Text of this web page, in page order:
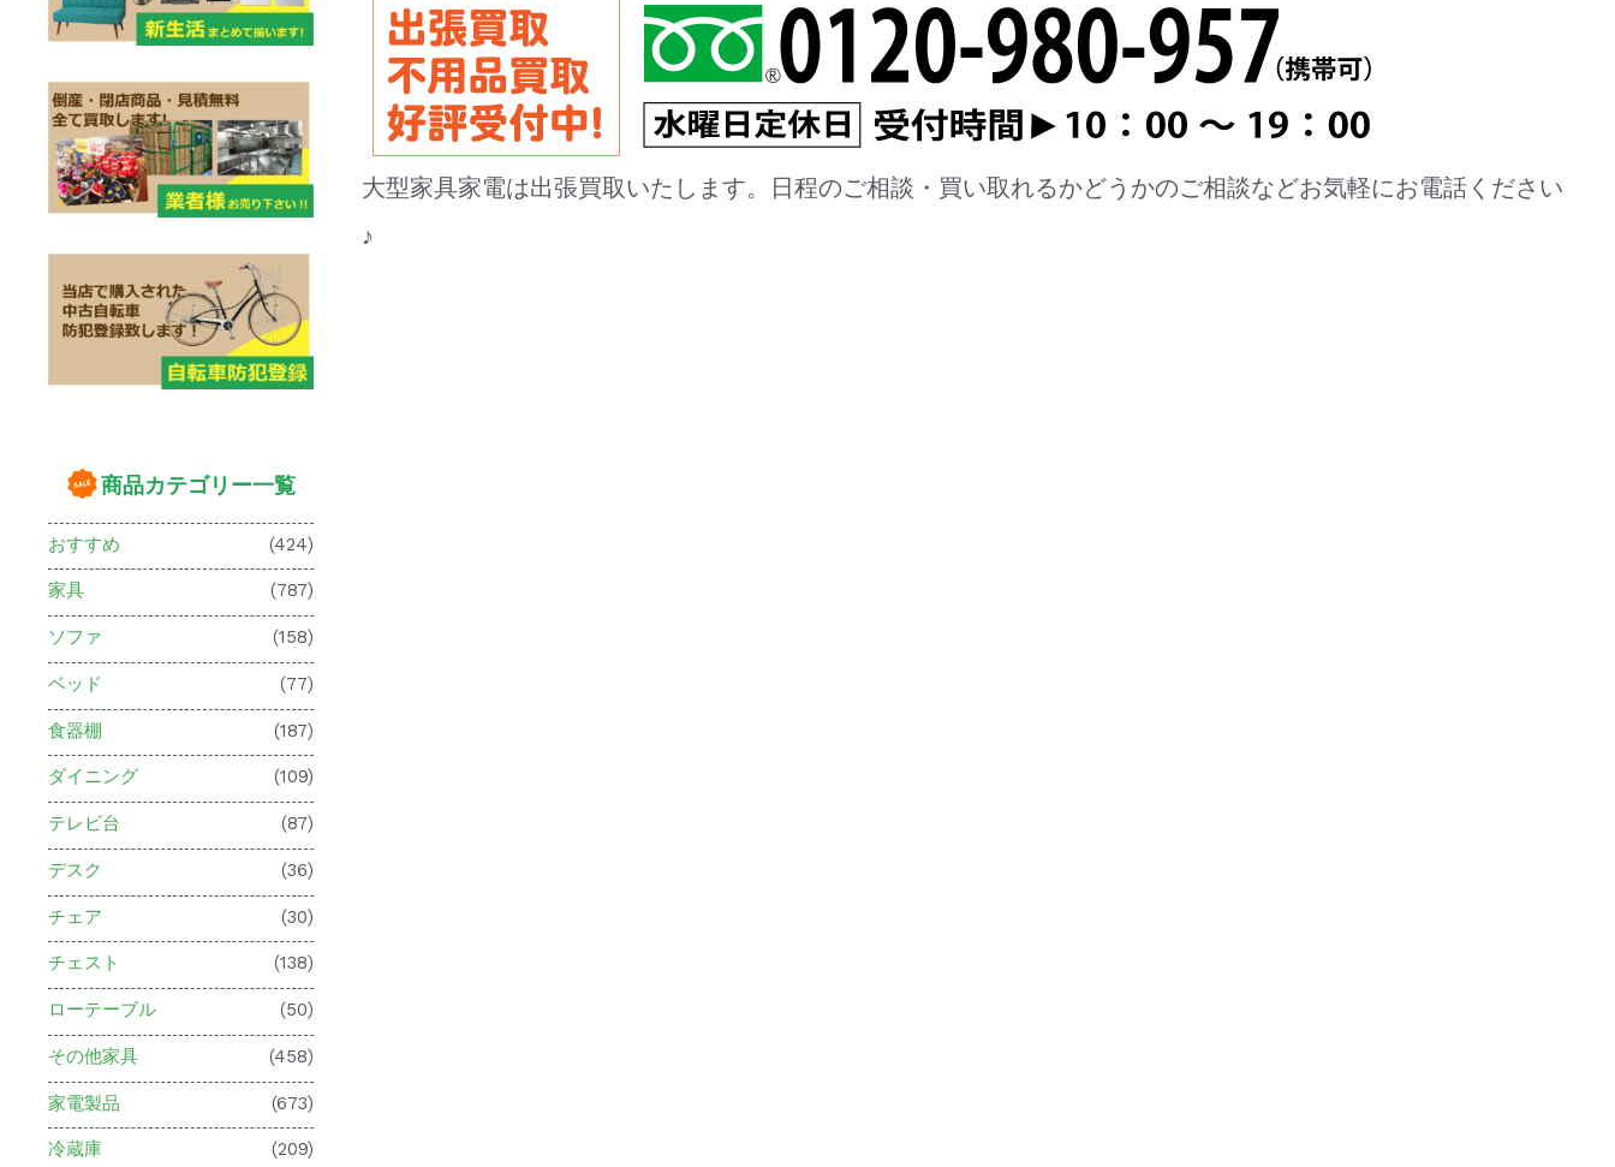
商品カテゴリー一覧
おすすめ (424)
家具 (787)
ソファ (158)
ベッド (77)
食器棚 (187)
ダイニング (109)
テレビ台 (87)
デスク (36)
チェア (30)
チェスト (138)
ローテーブル (50)
その他家具 (458)
家電製品 (673)
冷蔵庫 (209)
大型家具家電は出張買取いたします。日程のご相談・買い取れるかどうかのご相談などお気軽にお電話ください
♪